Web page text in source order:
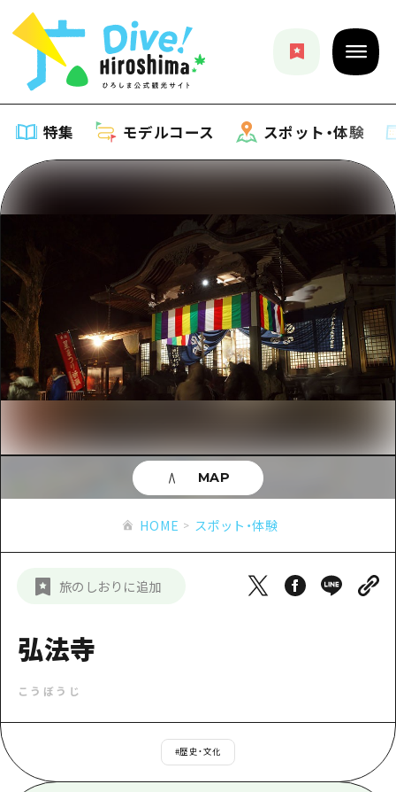
特集 モデルコース スポット・体験
特集一覧
おすすめ
アート
イベント・祭り
グルメ・酒
ショッピング
スポーツ
ナイトライフ
モデルコース
モデルコース一覧
Dive! Hiroshima 公式ガイド
広島もしもトラベル
あたらしい非日常
広島市周辺
安芸
備北
芸北
日帰り
スポット・体験
スポット・体験一覧
広島市周辺
備後
備北
芸北
山口県東部
イベント
旬情報
お役立ち情報
お役立ち情報一覧
アクセス
HIROSHIMA FREE Wi-Fi
観光案内所
新着情報
事業者・学校関係者の皆さま
HOME スポット・体験
旅のしおりに追加
弘法寺
こうぼうじ
#歴史・文化
MAP